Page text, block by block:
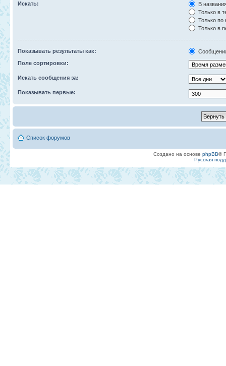
Искать:
В
Только в
Только по
Только в
Показывать результаты как:
Поле сортировки:
Искать сообщения за:
Показывать первые:
Список форумов
Создано на основе phpBB®
Русская